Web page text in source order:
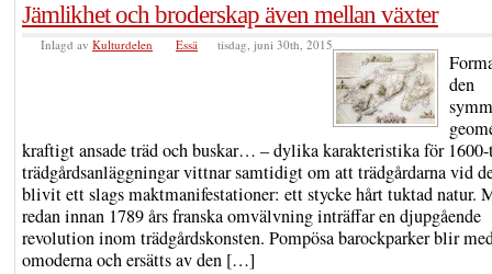
Jämlikhet och broderskap även mellan växter
Inlagd av Kulturdelen Essä tisdag, juni 30th, 2015
den
kraftigt ansade träd och buskar… – dylika karakteristika för
trädgårdsanläggningar vittnar samtidigt om att trädgårdarna vid
blivit ett slags maktmanifestationer: ett stycke hårt tuktad natur.
redan innan 1789 års franska omvälvning inträffar en djupgående
revolution inom trädgårdskonsten. Pompösa barockparker blir
omoderna och ersätts av den […]